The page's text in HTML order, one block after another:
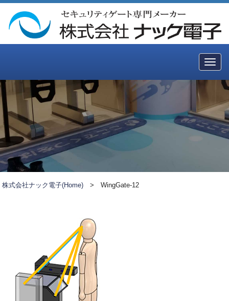
株式会社ナック電子(Home) >WingGate-12